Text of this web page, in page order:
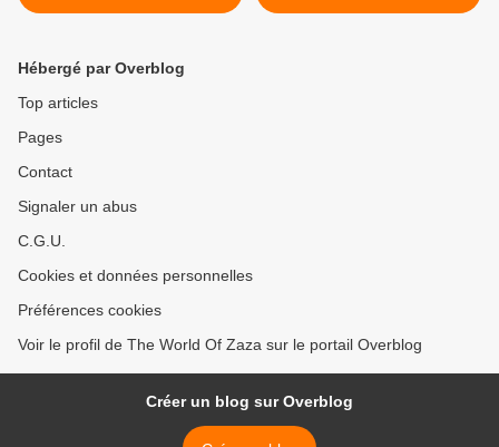
SoundPEATS.
Hébergé par Overblog
Top articles
Pages
Contact
Signaler un abus
C.G.U.
Cookies et données personnelles
Préférences cookies
Voir le profil de The World Of Zaza sur le portail Overblog
Créer un blog sur Overblog